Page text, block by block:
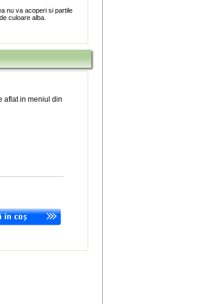
nu va acoperi si partile
culoare alba.
aflat in meniul din